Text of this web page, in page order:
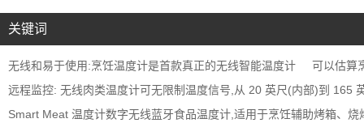
关键词
无线和易于使用:烹饪温度计是首款真正的无线智能温度计
可以估算
远程监控: 无线肉类温度计可无限制温度信号,从 20 英尺(内部)到 165
Smart Meat 温度计数字无线蓝牙食品温度计,适用于烹饪辅助烤箱、烧